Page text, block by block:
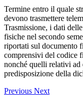
Termine entro il quale
devono trasmettere
Trasmissione, i dati
fisiche nel secondo
riportati sul documento
comprensivi del codice
nonché quelli relativi
predisposizione della
Previous Next